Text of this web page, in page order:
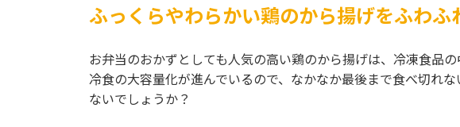
ふっくらやわらかい鶏のから揚げをふわふ
お弁当のおかずとしても人気の高い鶏のから揚げは、冷凍食品
冷食の大容量化が進んでいるので、なかなか最後まで食べ切れ
ないでしょうか？